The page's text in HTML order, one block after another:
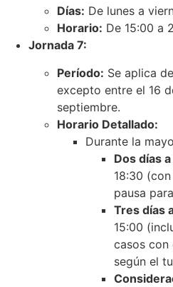
Días: De lunes a
Horario: De 15:00 a
Jornada 7:
Período: Se aplica
excepto entre el 16
septiembre.
Horario Detallado:
Durante la
Dos días
18:30
pausa
Tres días
15:00
casos
según el